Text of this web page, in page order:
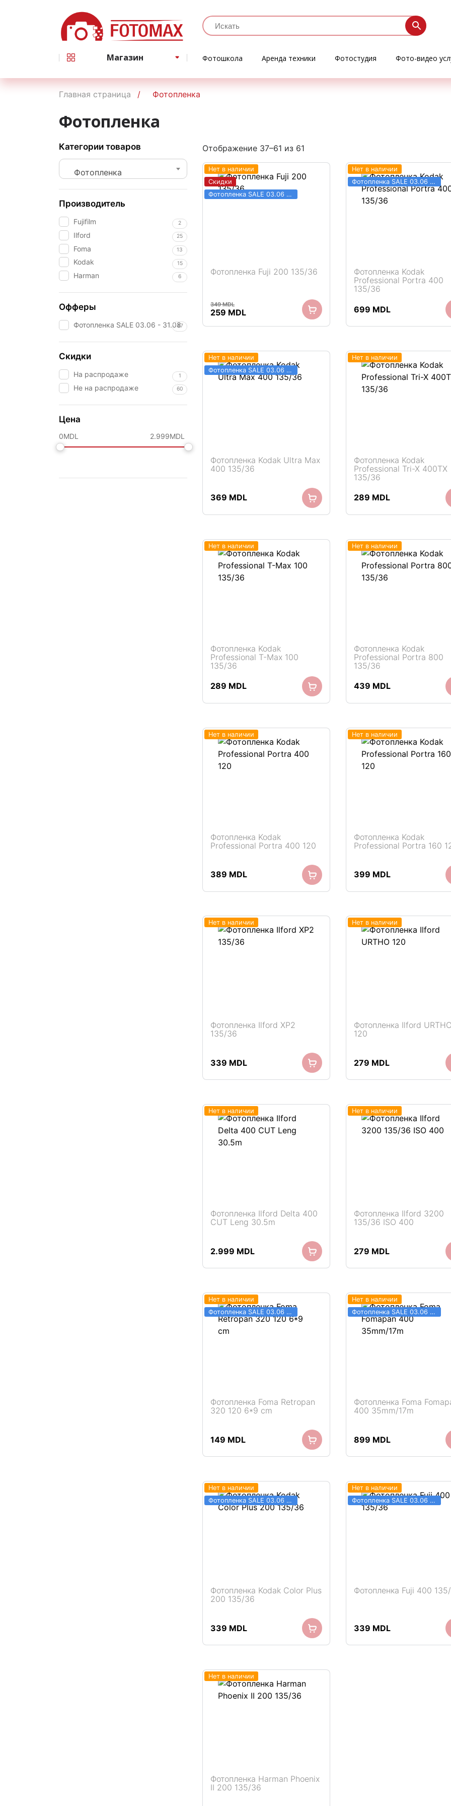
Магазин Фотошкола Аренда техники Фотостудия Фото-видео
Главная страница Фотопленка
Фотопленка
Категории товаров
Фотопленка
Производитель
Fujifilm 2
Ilford 25
Foma 13
Kodak 15
Harman 6
Офферы
Фотопленка SALE 03.06 - 31.08
47
Скидки
На распродаже 1
Не на распродаже 60
Цена
0MDL 2.999MDL
Отображение 37–61 из 61
Нет в наличии
Скидки
Фотопленка SALE 03.06 - 31.08
Фотопленка Fuji 200 135/36
349MDL
Первоначальная
259 MDLТекущая
Нет в наличии
Фотопленка SALE 03.06 - 31.08
Фотопленка Kodak
Professional Portra 400
135/36
699 MDL
Подробнее
Нет в наличии
Фотопленка SALE 03.06 - 31.08
Фотопленка Kodak Ultra Max
400 135/36
369 MDL
Нет в наличии
Фотопленка Kodak
Professional Tri-X 400TX
135/36
289 MDL
Нет в наличии
Фотопленка Kodak
Professional T-Max 100
135/36
289 MDL
Нет в наличии
Фотопленка Kodak
Professional Portra 800
135/36
439 MDL
Нет в наличии
Фотопленка Kodak
Professional Portra 400 120
389 MDL
Нет в наличии
Фотопленка Kodak
Professional Portra 160
399 MDL
Нет в наличии
Фотопленка Ilford XP2
135/36
339 MDL
Нет в наличии
Фотопленка Ilford
120
279 MDL
Нет в наличии
Фотопленка Ilford Delta 400
CUT Leng 30.5m
2.999 MDL
Нет в наличии
Фотопленка Ilford 3200
135/36 ISO 400
279 MDL
Нет в наличии
Фотопленка SALE 03.06 - 31.08
Фотопленка Foma Retropan
320 120 6*9 cm
149 MDL
Нет в наличии
Фотопленка SALE 03.06 - 31.08
Фотопленка Foma
400 35mm/17m
899 MDL
Нет в наличии
Фотопленка SALE 03.06 - 31.08
Фотопленка Kodak Color Plus
200 135/36
339 MDL
Нет в наличии
Фотопленка SALE 03.06 - 31.08
Фотопленка Fuji 400
339 MDL
Нет в наличии
Фотопленка Harman Phoenix
II 200 135/36